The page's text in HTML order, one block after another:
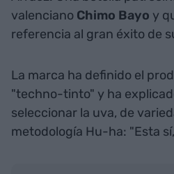
valenciano Chimo Bayo y
referencia al gran éxito de
La marca ha definido el
"techno-tinto" y ha
seleccionar la uva, de
metodología Hu-ha: "Esta